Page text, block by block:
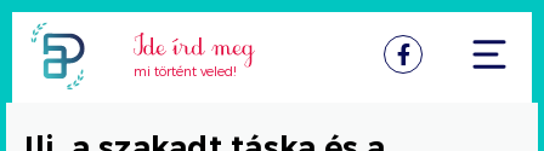
mi történt veled! Facebook